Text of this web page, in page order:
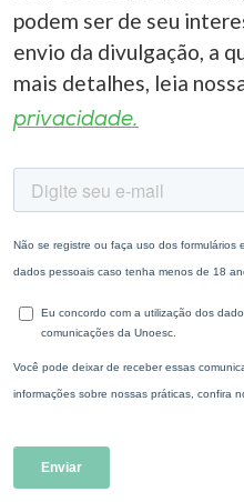
podem ser de seu
envio da divulgação, a
mais detalhes, leia
privacidade.